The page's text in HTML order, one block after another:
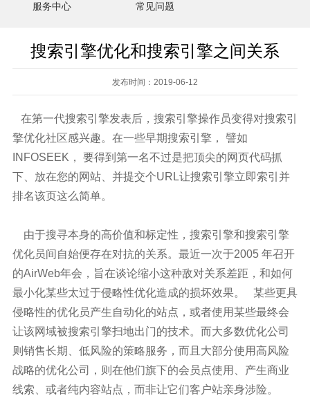
服务中心 常见问题
搜索引擎优化和搜索引擎之间关系
发布时间：2019-06-12
在第一代搜索引擎发表后，搜索引擎操作员变得对搜索引
擎优化社区感兴趣。在一些早期搜索引擎， 譬如
INFOSEEK， 要得到第一名不过是把顶尖的网页代码抓
下、放在您的网站、并提交个URL让搜索引擎立即索引并
排名该页这么简单。
由于搜寻本身的高价值和标定性，搜索引擎和搜索引擎
优化员间自始便存在对抗的关系。最近一次于2005 年召开
的AirWeb年会，旨在谈论缩小这种敌对关系差距，和如何
最小化某些太过于侵略性优化造成的损坏效果。 某些更具
侵略性的优化员产生自动化的站点，或者使用某些最终会
让该网域被搜索引擎扫地出门的技术。而大多数优化公司
则销售长期、低风险的策略服务，而且大部分使用高风险
战略的优化公司，则在他们旗下的会员点使用、产生商业
线索、或者纯内容站点，而非让它们客户站亲身涉险。